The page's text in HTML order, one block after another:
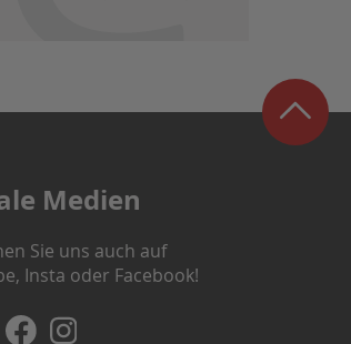
Medien
Sie uns auch auf
Insta oder Facebook!